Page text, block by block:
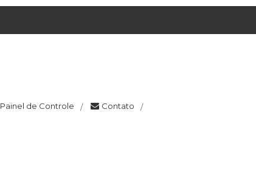
Painel de Controle / Contato /